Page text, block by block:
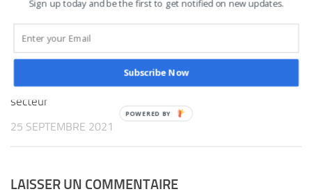
artistes de l’Ouémé
Plateau échangent avec le
maire Germain
réorganisation de leur
secteur
25 SEPTEMBRE 2021
5 DÉCEMBRE 2025
LAISSER UN COMMENTAIRE
Sign up today and be the first to get notified on new updates.
Subscribe Now